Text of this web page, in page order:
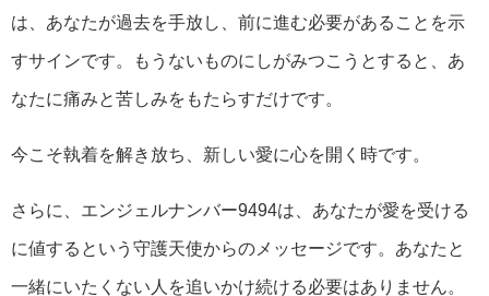
は、あなたが過去を手放し、前に進む必要があることを示
すサインです。もうないものにしがみつこうとすると、あ
なたに痛みと苦しみをもたらすだけです。
今こそ執着を解き放ち、新しい愛に心を開く時です。
さらに、エンジェルナンバー9494は、あなたが愛を受ける
に値するという守護天使からのメッセージです。あなたと
一緒にいたくない人を追いかけ続ける必要はありません。